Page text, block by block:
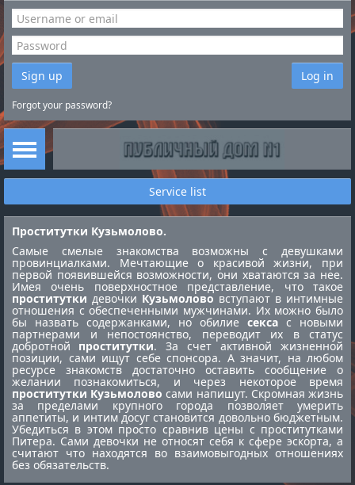
Sign up Log in
Forgot your password?
Service list
Проститутки Кузьмолово.
Самые смелые знакомства возможны с девушками
провинциалками. Мечтающие о красивой жизни, при
первой появившейся возможности, они хватаются за нее.
Имея очень поверхностное представление, что такое
проститутки девочки Кузьмолово вступают в интимные
отношения с обеспеченными мужчинами. Их можно было
бы назвать содержанками, но обилие секса с новыми
партнерами и непостоянство, переводит их в статус
добротной проститутки. За счет активной жизненной
позиции, сами ищут себе спонсора. А значит, на любом
ресурсе знакомств достаточно оставить сообщение о
желании познакомиться, и через некоторое время
проститутки Кузьмолово сами напишут. Скромная жизнь
за пределами крупного города позволяет умерить
аппетиты, и интим досуг становится довольно бюджетным.
Убедиться в этом просто сравнив цены с проститутками
Питера. Сами девочки не относят себя к сфере эскорта, а
считают что находятся во взаимовыгодных отношениях
без обязательств.